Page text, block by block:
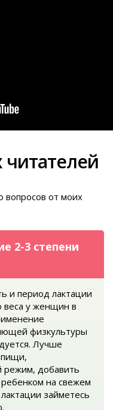
вопросов от моих
2-3 степени
и период лактации
веса у женщин в
физкультуры
Лучше
режим, добавить
на свежем
займетесь